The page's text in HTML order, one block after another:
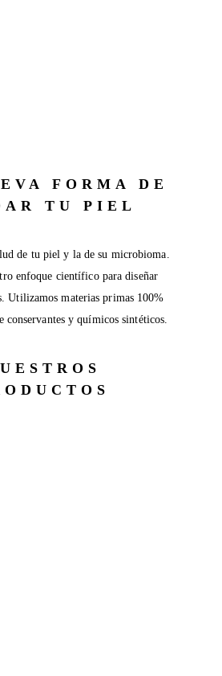
FORMA DE
TU PIEL
de tu piel y la de su microbioma.
enfoque científico para diseñar
Utilizamos materias primas 100%
conservantes y químicos sintéticos.